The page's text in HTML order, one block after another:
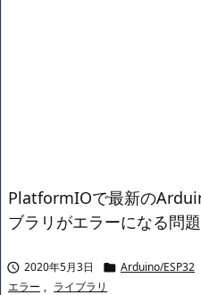
PlatformIOで最新の
ブラリがエラーになる問題
 2020年5月3日  Arduino/ESP32
エラー , ライブラリ